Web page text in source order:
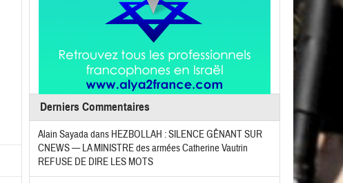
Derniers Commentaires
Alain Sayadadans HEZBOLLAH : SILENCE GÊNANT SUR
CNEWS — LA MINISTRE des armées Catherine Vautrin
REFUSE DE DIRE LES MOTS